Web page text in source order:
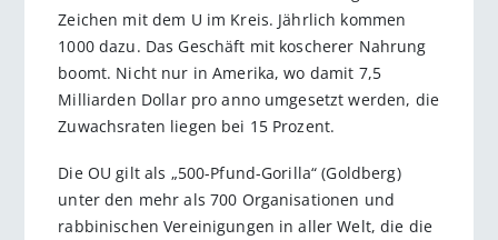
Zeichen mit dem U im Kreis. Jährlich kommen
1000 dazu. Das Geschäft mit koscherer Nahrung
boomt. Nicht nur in Amerika, wo damit 7,5
Milliarden Dollar pro anno umgesetzt werden, die
Zuwachsraten liegen bei 15 Prozent.
Die OU gilt als „500-Pfund-Gorilla“ (Goldberg)
unter den mehr als 700 Organisationen und
rabbinischen Vereinigungen in aller Welt, die die